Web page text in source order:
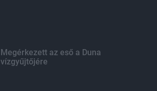
Megérkezett az eső a Duna
vízgyűjtőjére